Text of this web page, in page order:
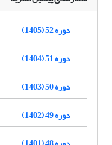
دوره 52 (1405)
دوره 51 (1404)
دوره 50 (1403)
دوره 49 (1402)